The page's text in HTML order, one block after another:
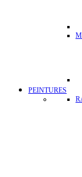
PEINTURES